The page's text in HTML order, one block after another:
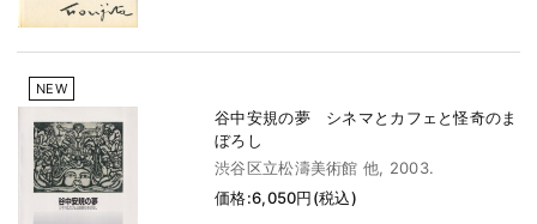
NEW
谷中安規の夢 シネマとカフェと怪奇のま
ぼろし
渋谷区立松濤美術館 他, 2003.
価格:6,050円(税込)